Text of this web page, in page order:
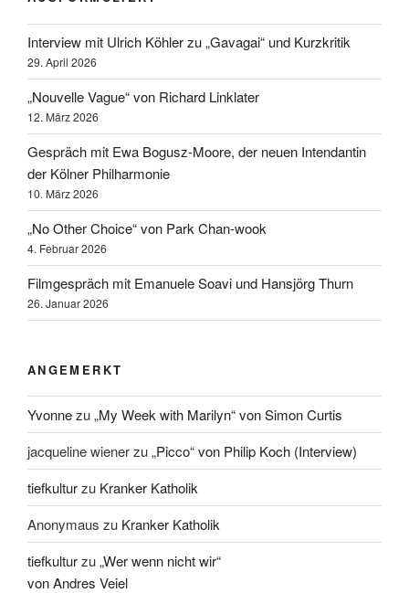
Interview mit Ulrich Köhler zu „Gavagai“ und Kurzkritik
29. April 2026
„Nouvelle Vague“ von Richard Linklater
12. März 2026
Gespräch mit Ewa Bogusz-Moore, der neuen Intendantin
der Kölner Philharmonie
10. März 2026
„No Other Choice“ von Park Chan-wook
4. Februar 2026
Filmgespräch mit Emanuele Soavi und Hansjörg Thurn
26. Januar 2026
ANGEMERKT
Yvonnezu„My Week with Marilyn“ von Simon Curtis
jacqueline wienerzu„Picco“ von Philip Koch (Interview)
tiefkulturzu Kranker Katholik
Anonymaus zu Kranker Katholik
tiefkulturzu„Wer wenn nicht wir“
von Andres Veiel